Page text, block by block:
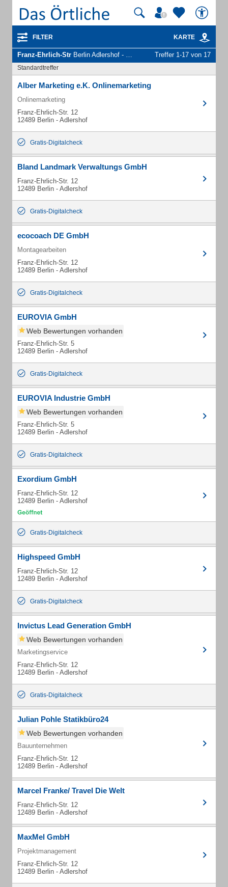
FILTER KARTE
Franz-Ehrlich-Str Berlin Adlershof - Unternehmen und Personen Treffer 1-17 von 17
Standardtreffer
Alber Marketing e.K. Onlinemarketing
Onlinemarketing
Franz-Ehrlich-Str. 12
12489 Berlin - Adlershof
Gratis-Digitalcheck
Bland Landmark Verwaltungs GmbH
Franz-Ehrlich-Str. 12
12489 Berlin - Adlershof
Gratis-Digitalcheck
ecocoach DE GmbH
Montagearbeiten
Franz-Ehrlich-Str. 12
12489 Berlin - Adlershof
Gratis-Digitalcheck
EUROVIA GmbH
Web Bewertungen vorhanden
Franz-Ehrlich-Str. 5
12489 Berlin - Adlershof
Gratis-Digitalcheck
EUROVIA Industrie GmbH
Web Bewertungen vorhanden
Franz-Ehrlich-Str. 5
12489 Berlin - Adlershof
Gratis-Digitalcheck
Exordium GmbH
Franz-Ehrlich-Str. 12
12489 Berlin - Adlershof
Gratis-Digitalcheck
Highspeed GmbH
Franz-Ehrlich-Str. 12
12489 Berlin - Adlershof
Gratis-Digitalcheck
Invictus Lead Generation GmbH
Web Bewertungen vorhanden
Marketingservice
Franz-Ehrlich-Str. 12
12489 Berlin - Adlershof
Gratis-Digitalcheck
Julian Pohle Statikbüro24
Web Bewertungen vorhanden
Bauunternehmen
Franz-Ehrlich-Str. 12
12489 Berlin - Adlershof
Marcel Franke/ Travel Die Welt
Franz-Ehrlich-Str. 12
12489 Berlin - Adlershof
MaxMel GmbH
Projektmanagement
Franz-Ehrlich-Str. 12
12489 Berlin - Adlershof